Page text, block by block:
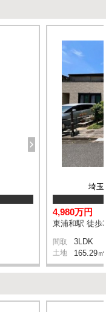
埼玉
4,980万円
東浦和駅 徒歩
間取 3LDK
土地 165.29㎡